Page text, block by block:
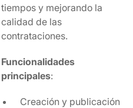
tiempos y mejorando la
calidad de las
contrataciones.
Funcionalidades
principales:
Creación y publicación